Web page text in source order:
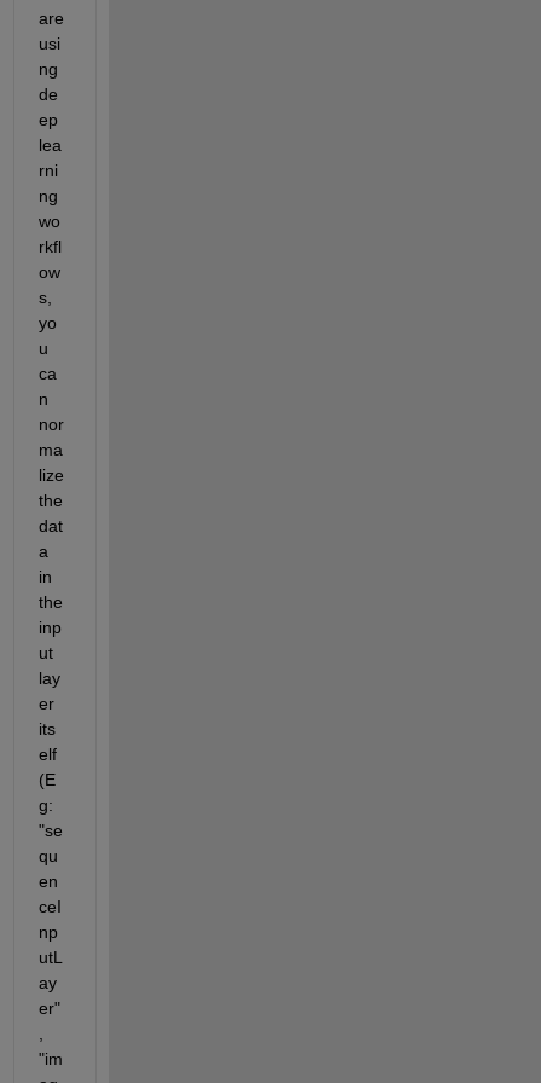
are
usi
ng
de
ep
lea
rni
ng
wo
rkfl
ow
s,
yo
u
ca
n
nor
ma
lize
the
dat
a
in
the
inp
ut
lay
er
its
elf
(E
g:
"se
qu
en
ceI
np
utL
ay
er"
"im